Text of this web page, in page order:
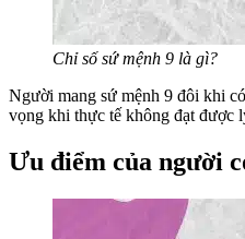
Chỉ số sứ mệnh 9 là gì?
Người mang sứ mệnh 9 đôi khi
vọng khi thực tế không đạt được
Ưu điểm của người